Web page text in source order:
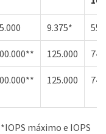
9.375*
125.000
125.000
máximo e IOPS